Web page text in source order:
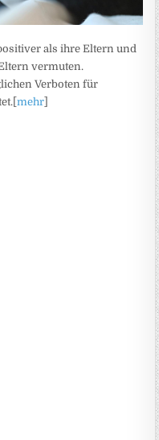
als ihre Eltern und
vermuten.
Verboten für
mehr